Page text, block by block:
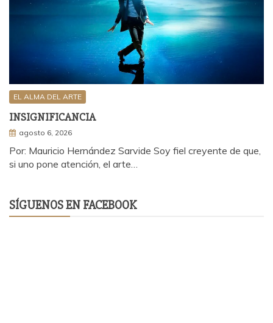
EL ALMA DEL ARTE
INSIGNIFICANCIA
agosto 6, 2026
Por: Mauricio Hernández Sarvide Soy fiel creyente de que,
si uno pone atención, el arte…
SÍGUENOS EN FACEBOOK